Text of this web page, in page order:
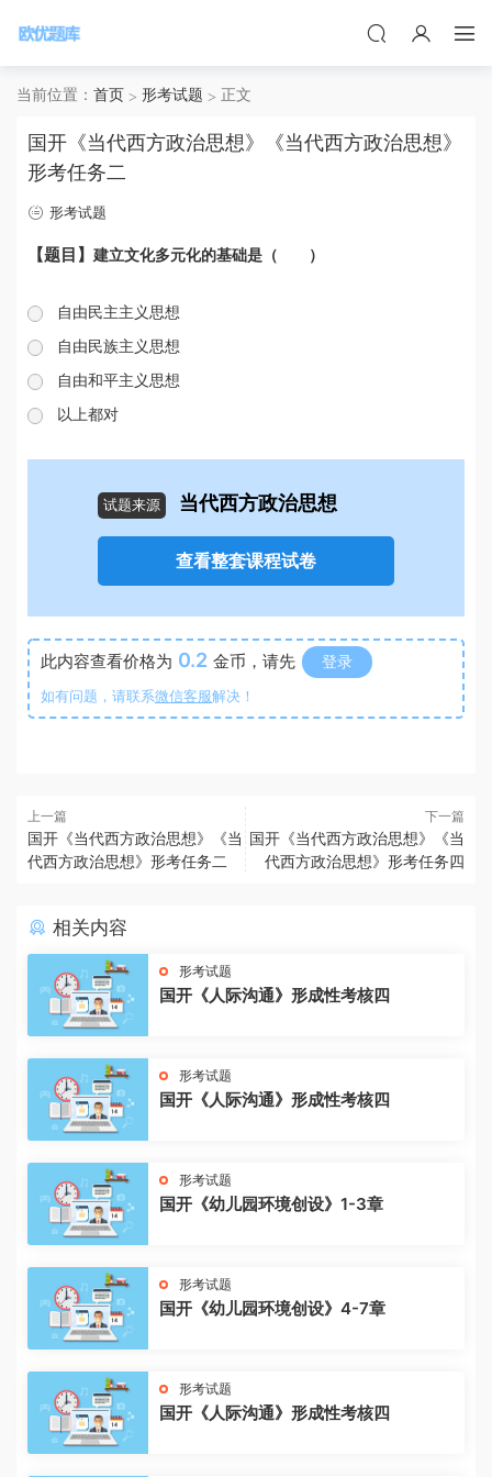
当前位置： 首页 形考试题 正文
国开《当代西方政治思想》《当代西方政治思想》
形考任务二
形考试题
【题目】 建立文化多元化的基础是（ ）
自由民主主义思想
自由民族主义思想
自由和平主义思想
以上都对
试题来源 当代西方政治思想
查看整套课程试卷
此内容查看价格为 0.2 金币，请先 登录
如有问题，请联系微信客服解决！
上一篇
国开《当代西方政治思想》《当
代西方政治思想》形考任务二
下一篇
国开《当代西方政治思想》《当
代西方政治思想》形考任务四
相关内容
形考试题
国开《人际沟通》形成性考核四
形考试题
国开《人际沟通》形成性考核四
形考试题
国开《幼儿园环境创设》1-3章
形考试题
国开《幼儿园环境创设》4-7章
形考试题
国开《人际沟通》形成性考核四